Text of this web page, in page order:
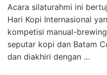
Acara silaturahmi ini
Hari Kopi Internasional
kompetisi manual-
seputar kopi dan Batam
dan diakhiri dengan …